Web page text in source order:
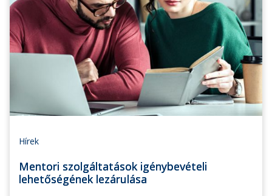
Hírek
Mentori szolgáltatások igénybevételi
lehetőségének lezárulása